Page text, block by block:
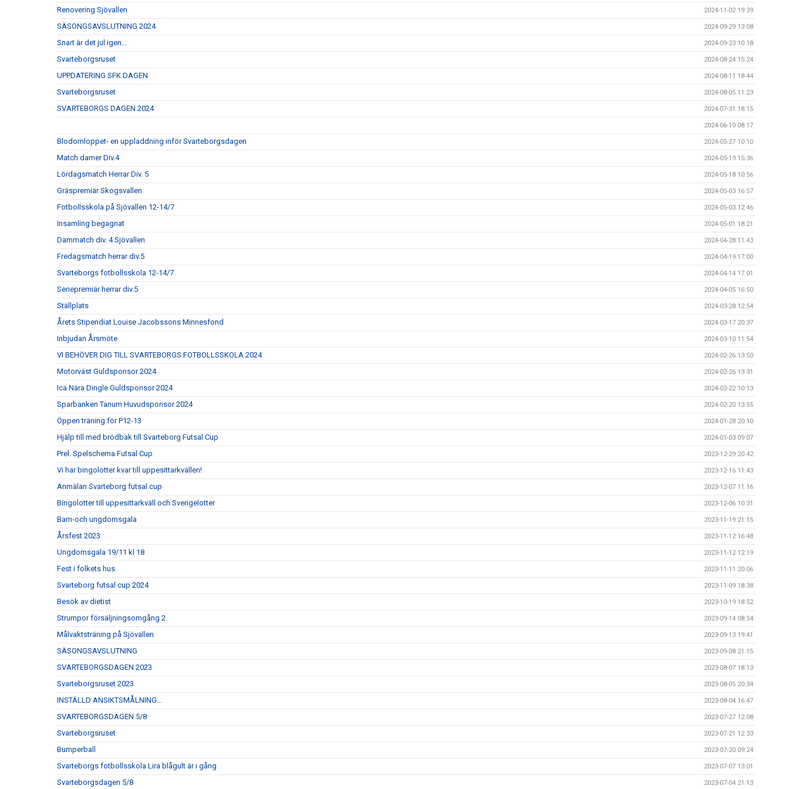
Renovering Sjövallen 2024-11-02 19:39
SÄSONGSAVSLUTNING 2024 2024-09-29 13:08
Snart är det jul igen... 2024-09-23 10:18
Svarteborgsruset 2024-08-24 15:24
UPPDATERING SFK DAGEN 2024-08-11 18:44
Svarteborgsruset 2024-08-05 11:23
SVARTEBORGS DAGEN 2024 2024-07-31 18:15
2024-06-10 08:17
Blodomloppet- en uppladdning inför Svarteborgsdagen 2024-05-27 10:10
Match damer Div.4 2024-05-19 15:36
Lördagsmatch Herrar Div. 5 2024-05-18 10:56
Gräspremiär Skogsvallen 2024-05-03 16:57
Fotbollsskola på Sjövallen 12-14/7 2024-05-03 12:46
Insamling begagnat 2024-05-01 18:21
Dammatch div. 4 Sjövallen 2024-04-28 11:43
Fredagsmatch herrar div.5 2024-04-19 17:00
Svarteborgs fotbollsskola 12-14/7 2024-04-14 17:01
Seriepremiär herrar div.5 2024-04-05 16:50
Ställplats 2024-03-28 12:54
Årets Stipendiat Louise Jacobssons Minnesfond 2024-03-17 20:37
Inbjudan Årsmöte 2024-03-10 11:54
VI BEHÖVER DIG TILL SVARTEBORGS FOTBOLLSSKOLA 2024 2024-02-26 13:50
Motorväst Guldsponsor 2024 2024-02-26 13:31
Ica Nära Dingle Guldsponsor 2024 2024-02-22 10:13
Sparbanken Tanum Huvudsponsor 2024 2024-02-20 13:55
Öppen träning för P12-13 2024-01-28 20:10
Hjälp till med brödbak till Svarteborg Futsal Cup 2024-01-03 09:07
Prel. Spelschema Futsal Cup 2023-12-29 20:42
Vi har bingolotter kvar till uppesittarkvällen! 2023-12-16 11:43
Anmälan Svarteborg futsal cup 2023-12-07 11:16
Bingolotter till uppesittarkväll och Sverigelotter 2023-12-06 10:31
Barn-och ungdomsgala 2023-11-19 21:15
Årsfest 2023 2023-11-12 16:48
Ungdomsgala 19/11 kl 18 2023-11-12 12:19
Fest i folkets hus 2023-11-11 20:06
Svarteborg futsal cup 2024 2023-11-09 18:38
Besök av dietist 2023-10-19 18:52
Strumpor försäljningsomgång 2 2023-09-14 08:54
Målvaktsträning på Sjövallen 2023-09-13 19:41
SÄSONGSAVSLUTNING 2023-09-08 21:15
SVARTEBORGSDAGEN 2023 2023-08-07 18:13
Svarteborgsruset 2023 2023-08-05 20:34
INSTÄLLD ANSIKTSMÅLNING... 2023-08-04 16:47
SVARTEBORGSDAGEN 5/8 2023-07-27 12:08
Svarteborgsruset 2023-07-21 12:33
Bumperball 2023-07-20 09:24
Svarteborgs fotbollsskola Lira blågult är i gång 2023-07-07 13:01
Svarteborgsdagen 5/8 2023-07-04 21:13